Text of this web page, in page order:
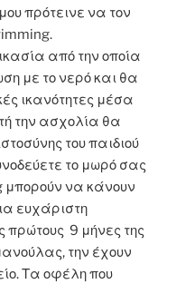
πρότεινε να τον
από την οποία
με το νερό και θα
ικανότητες μέσα
την ασχολία θα
του παιδιού
το μωρό σας
μπορούν να κάνουν
ευχάριστη
πρώτους 9 μήνες της
την έχουν
Τα οφέλη που